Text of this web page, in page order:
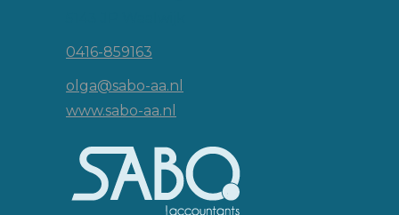
0416-859163
olga@sabo-aa.nl
www.sabo-aa.nl